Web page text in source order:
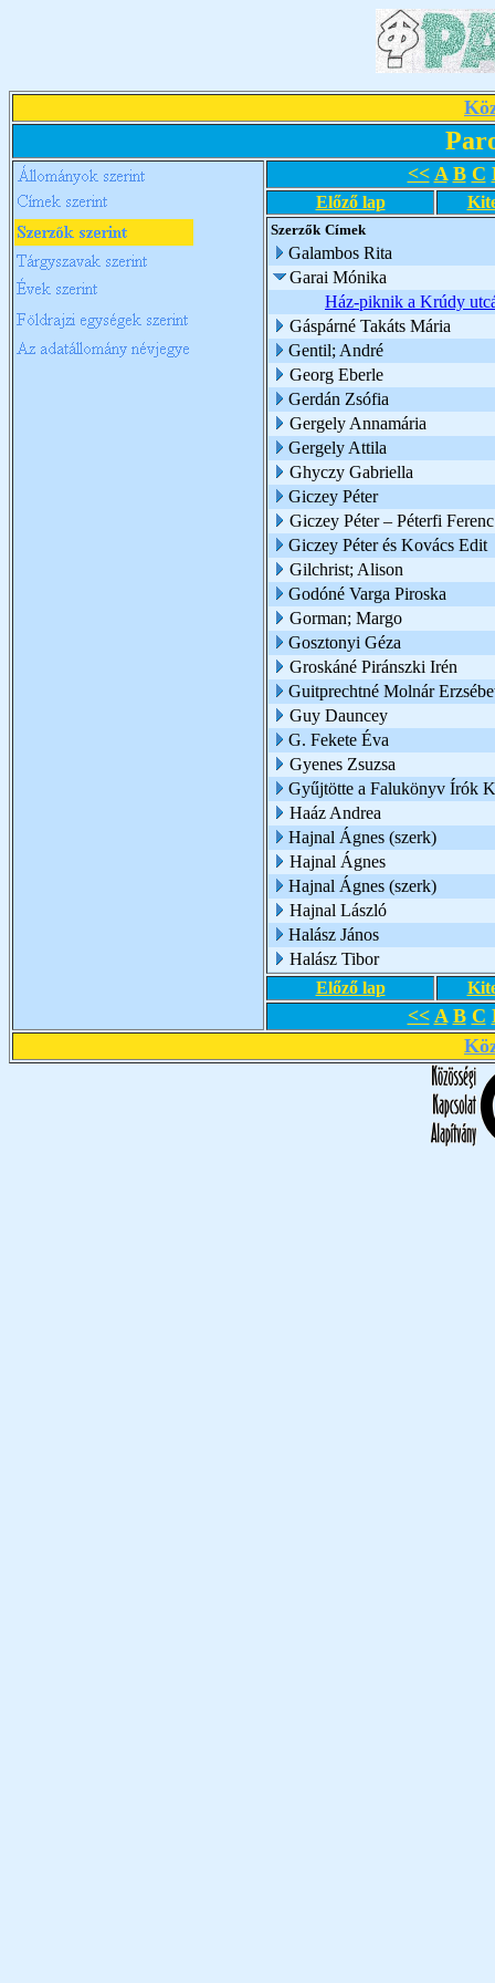
<< A B C
Előző lap
Szerzők Címek
Galambos Rita
Garai Mónika
Ház-piknik a Krúdy
Gáspárné Takáts Mária
Gentil; André
Georg Eberle
Gerdán Zsófia
Gergely Annamária
Gergely Attila
Ghyczy Gabriella
Giczey Péter
Giczey Péter – Péterfi Ferenc
Giczey Péter és Kovács Edit
Gilchrist; Alison
Godóné Varga Piroska
Gorman; Margo
Gosztonyi Géza
Groskáné Piránszki Irén
Guitprechtné Molnár
Guy Dauncey
G. Fekete Éva
Gyenes Zsuzsa
Gyűjtötte a Falukönyv Írók
Haáz Andrea
Hajnal Ágnes (szerk)
Hajnal Ágnes
Hajnal Ágnes (szerk)
Hajnal László
Halász János
Halász Tibor
Előző lap
<< A B C